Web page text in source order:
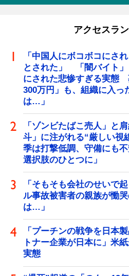
アクセスラ
「中国人にボコボコにさ
とされた」 「闇バイト
にされた悲惨すぎる実態
300万円」も、組織に入っ
は…」
「ゾンビたばこ売人」と
斗」に注がれる“厳しい
季は打撃低調、守備にも
選択肢のひとつに」
「そもそも会社のせいで
ル事故被害者の親族が慟
は…」
「プーチンの戦争を日本
トナー企業が日本に」米
実態